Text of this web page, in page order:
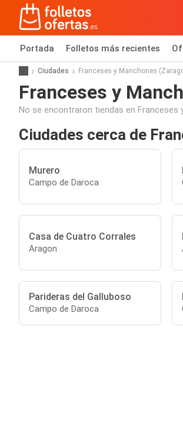
Portada Folletos más recientes
Ciudades Franceses y Manchones
Franceses y
No se encontraron tiendas en Franceses
Ciudades cerca de
Murero
Campo de Daroca
Casa de Cuatro Corrales
Aragon
Parideras del Galluboso
Campo de Daroca